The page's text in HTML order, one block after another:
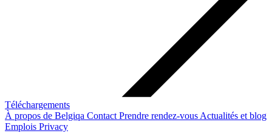
Téléchargements
À propos de Belgiqa Contact Prendre rendez-vous Actualités et blog
Emplois Privacy